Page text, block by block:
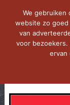
We gebruiken
website zo
van
voor
ervan